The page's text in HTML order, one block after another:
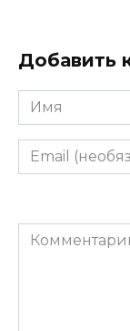
Добавить
Имя
Email
Комментарий